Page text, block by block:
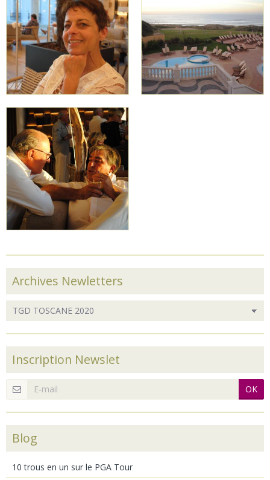
Archives Newletters
Inscription Newslet
OK
Blog
10 trous en un sur le PGA Tour